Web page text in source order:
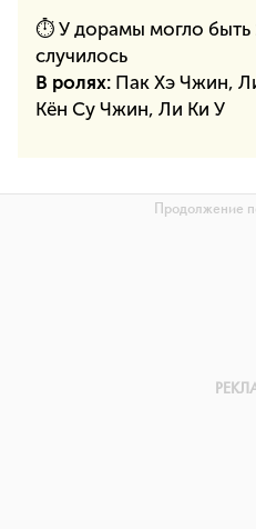
⏱ У дорамы могло быть
случилось
В ролях: Пак Хэ Чжин,
Кён Су Чжин, Ли Ки У